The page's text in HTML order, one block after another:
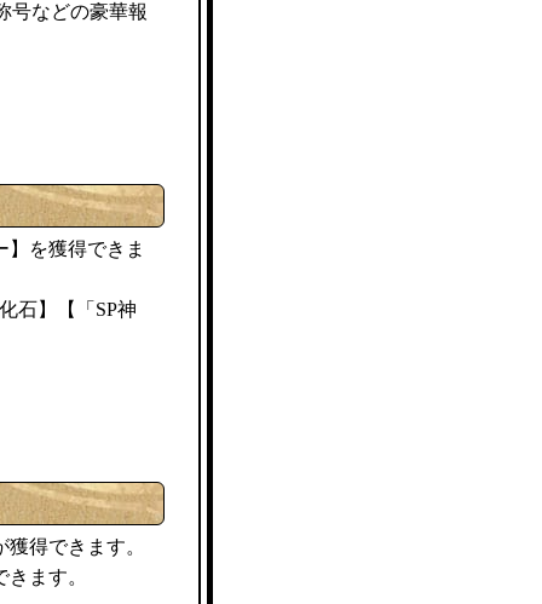
号などの豪華報
を獲得できま
石】【「SP神
獲得できます。
ます。